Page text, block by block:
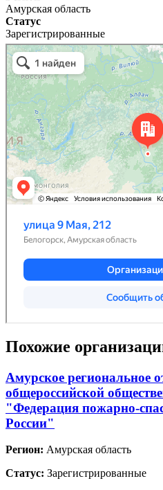
Амурская область
Статус
Зарегистрированные
Похожие
Амурское региональное
общероссийской
"Федерация пожарно-
России"
Регион: Амурская область
Статус: Зарегистрированные